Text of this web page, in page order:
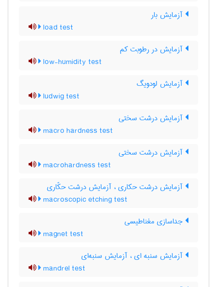
آزمایش بار
load test
آزمایش در رطوبت کم
low-humidity test
آزمایش لودویگ
ludwig test
آزمایش درشت سختی
macro hardness test
آزمایش درشت سختی
macrohardness test
آزمایش درشت حکاری ، آزمایش درشت حکّاری
macroscopic etching test
جداسازی مغناطیسی
magnet test
آزمایش سنبه ای ، آزمایش سنبه‌ای
mandrel test